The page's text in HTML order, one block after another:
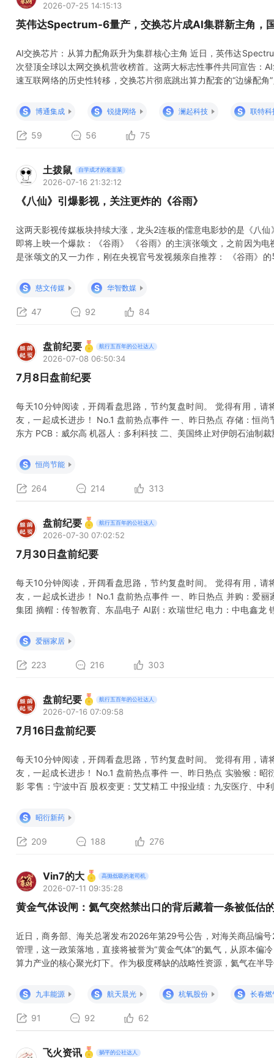
2026-07-25 14:15:13
英伟达Spectrum-6量产，交换芯片成AI集群新主角，
AI交换芯片：从算力配角跃升为集群核心主角 近日，英伟达
次登顶全球以太网交换机营收榜首。这两大标志性事件共同宣告：
速互联网络的历史性转移，交换芯片彻底跳出算力配套的“边缘配
A股全产业链三大核心环节同步迎来确定性极强的业绩爆发窗口
上，获得
S 博通集成 S 锐捷网络 S 澜起科技 S 联特科
59 56 75
土拨鼠 自学成才的老韭菜
2026-07-16 21:32:12
《八仙》引爆影视，关注更炸的《谷雨》
这两天影视传媒板块持续大涨，龙头2连板的儒意电影炒的是《八
即将上映一个爆款：《谷雨》 《谷雨》的主演张颂文，之前因为
是张颂文的又一力作，刚在央视官号发视频亲自推荐： 《谷雨》
街头火拼的老套路，主打账本、资金流、发票之间没有硝烟的博弈
律合规属性+强
S 慈文传媒 S 华智数媒
47 92 84
盘前纪要 航行五百年的公社达人
2026-07-08 06:50:34
7月8日盘前纪要
每天10分钟阅读，开阔看盘思路，节约复盘时间。 觉得有用，请
友，一起成长进步！ No.1 盘前热点事件 一、昨日热点 存储：恒
东方 PCB：威尔高 机器人：多利科技 二、美国终止对伊朗石油制
国东部时间7月17日零点。受此影响，布伦特原油上涨5.68%。 石
S 恒尚节能
264 214 313
盘前纪要 航行五百年的公社达人
2026-07-30 07:02:52
7月30日盘前纪要
每天10分钟阅读，开阔看盘思路，节约复盘时间。 觉得有用，请
友，一起成长进步！ No.1 盘前热点事件 一、昨日热点 并购：爱
集团 摘帽：传智教育、东晶电子 AI剧：欢瑞世纪 电力：中电鑫龙
军发动突然袭击后，特朗普表示，我们会狠狠打击伊朗，他们将付
对伊朗
S 爱丽家居
223 216 303
盘前纪要 航行五百年的公社达人
2026-07-16 07:09:58
7月16日盘前纪要
每天10分钟阅读，开阔看盘思路，节约复盘时间。 觉得有用，请
友，一起成长进步！ No.1 盘前热点事件 一、昨日热点 实验猴：昭
影 零售：宁波中百 股权变更：艾艾精工 中报业绩：九安医疗、中
联合中兴努比亚打造的首款 AI 智能体手机今年将有多款机型发布
S 昭衍新药
209 188 276
Vin7的大 高抛低吸的老司机
2026-07-11 09:35:28
黄金气体设闸：氦气突然禁出口的背后藏着一条被低估
近日，商务部、海关总署发布2026年第29号公告，对海关商品编
管理，这一政策落地，直接将被誉为“黄金气体”的氦气，从原本偏
算力产业的核心聚光灯下。作为极度稀缺的战略性资源，氦气在半
爆发带来的新增刚需，氦气行业正迎来一轮由“供给收缩+需求扩容
链相关标
S 九丰能源 S 航天晨光 S 杭氧股份 S 长春燃
91 92 62
飞火资讯 躺平的公社达人